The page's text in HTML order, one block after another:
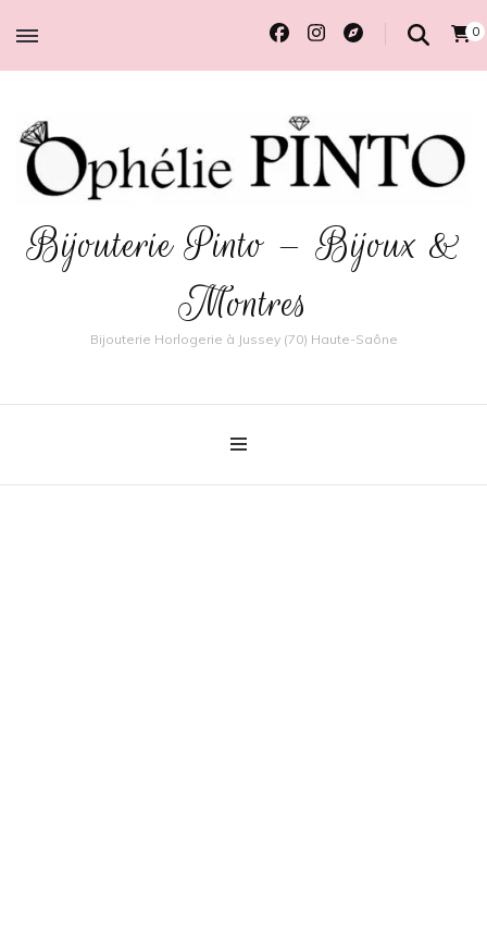
0
Bijouterie Pinto – Bijoux &
Montres
Bijouterie Horlogerie à Jussey (70) Haute-Saône